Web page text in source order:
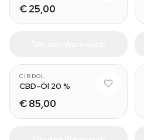
€ 25,00
CIBDOL
CBD-Öl 20 %
€ 85,00